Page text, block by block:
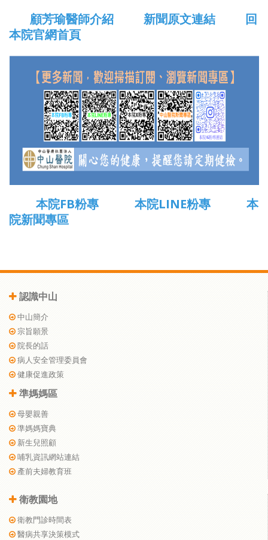
顧芳瑜醫師介紹
新聞原文連結
回
本院官網首頁
本院FB粉專 本院LINE粉專
本
院新聞專區
認識中山
中山簡介
宗旨願景
院長的話
病人安全管理委員會
健康促進政策
準媽媽區
母嬰親善
準媽媽寶典
新生兒照顧
哺乳資訊網站連結
產前夫婦教育班
衛教園地
衛教門診時間表
醫病共享決策模式